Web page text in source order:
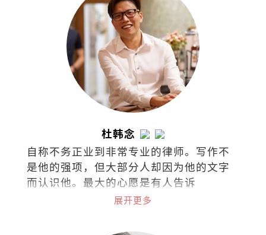
杜韩念
自称不务正业到非常专业的律师。写作不
是他的强项，但大部分人却因为他的文字
而认识他。最大的心愿是有人告诉
他：“我是因为你的文章而爱上阅读
展开更多